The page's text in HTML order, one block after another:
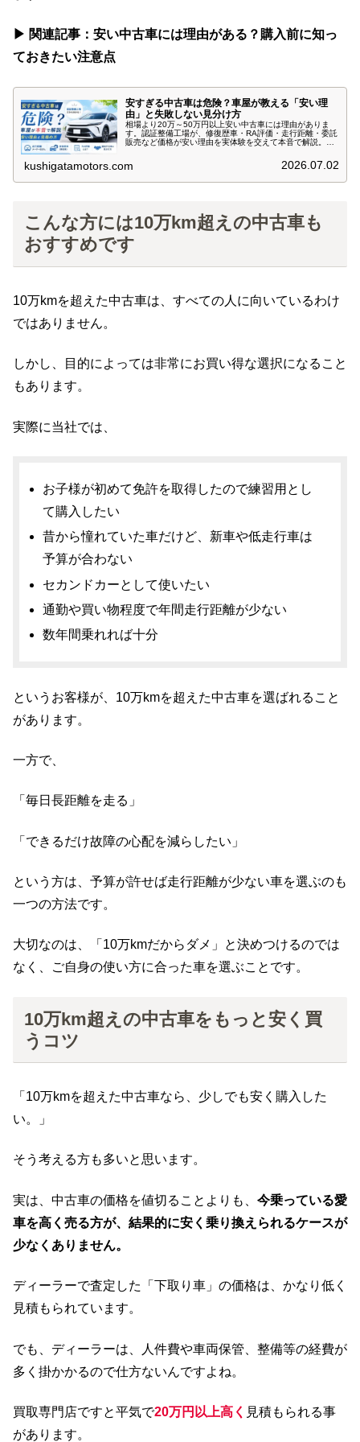
▶ 関連記事：安い中古車には理由がある？購入前に知っ
ておきたい注意点
安すぎる中古車は危険？車屋が教える「安い理
由」と失敗しない見分け方
相場より20万～50万円以上安い中古車には理由がありま
す。認証整備工場が、修復歴車・RA評価・走行距離・委託
販売など価格が安い理由を実体験を交えて本音で解説。買
kushigatamotors.com 2026.07.02
こんな方には10万km超えの中古車も
おすすめです
10万kmを超えた中古車は、すべての人に向いているわけ
ではありません。
しかし、目的によっては非常にお買い得な選択になること
もあります。
実際に当社では、
お子様が初めて免許を取得したので練習用とし
て購入したい
昔から憧れていた車だけど、新車や低走行車は
予算が合わない
セカンドカーとして使いたい
通勤や買い物程度で年間走行距離が少ない
数年間乗れれば十分
というお客様が、10万kmを超えた中古車を選ばれること
があります。
一方で、
「毎日長距離を走る」
「できるだけ故障の心配を減らしたい」
という方は、予算が許せば走行距離が少ない車を選ぶのも
一つの方法です。
大切なのは、「10万kmだからダメ」と決めつけるのでは
なく、ご自身の使い方に合った車を選ぶことです。
10万km超えの中古車をもっと安く買
うコツ
「10万kmを超えた中古車なら、少しでも安く購入した
い。」
そう考える方も多いと思います。
実は、中古車の価格を値切ることよりも、 今乗っている愛
車を高く売る方が、結果的に安く乗り換えられるケースが
少なくありません。
ディーラーで査定した「下取り車」の価格は、かなり低く
見積もられています。
でも、ディーラーは、人件費や車両保管、整備等の経費が
多く掛かかるので仕方ないんですよね。
買取専門店ですと平気で20万円以上高く 見積もられる事
があります。